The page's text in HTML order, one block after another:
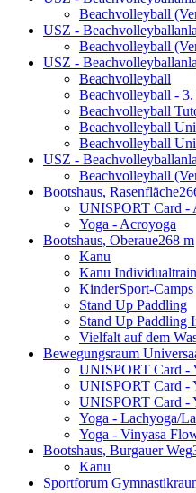
Beachvolleyball
USZ -
Beachvolleyball
USZ -
Beachvolleyball
Beachvolleyball -
Beachvolleyball
Beachvolleyball
Beachvolleyball
USZ -
Beachvolleyball
Bootshaus, Rasenfläche
UNISPORT Card -
Yoga - Acroyoga
Bootshaus, Oberaue268 m
Kanu
Kanu
KinderSport-
Stand Up Paddling
Stand Up Paddling
Vielfalt auf dem
Bewegungsraum
UNISPORT Card -
UNISPORT Card -
UNISPORT Card -
Yoga - Lachyoga/
Yoga - Vinyasa
Bootshaus, Burgauer Weg
Kanu
Sportforum